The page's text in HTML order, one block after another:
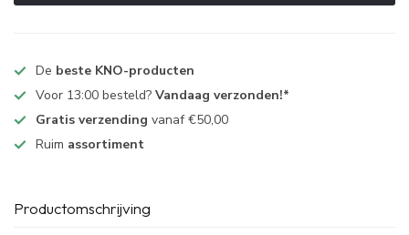
De beste KNO-producten
Voor 13:00 besteld? Vandaag verzonden!*
Gratis verzending vanaf €50,00
Ruim assortiment
Productomschrijving